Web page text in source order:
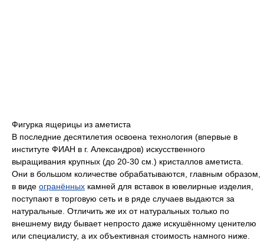
Фигурка ящерицы из аметиста
В последние десятилетия освоена технология (впервые в
институте ФИАН в г. Александров) искусственного
выращивания крупных (до 20-30 см.) кристаллов аметиста.
Они в большом количестве обрабатываются, главным образом,
в виде огранённых камней для вставок в ювелирные изделия,
поступают в торговую сеть и в ряде случаев выдаются за
натуральные. Отличить же их от натуральных только по
внешнему виду бывает непросто даже искушённому ценителю
или специалисту, а их объективная стоимость намного ниже.